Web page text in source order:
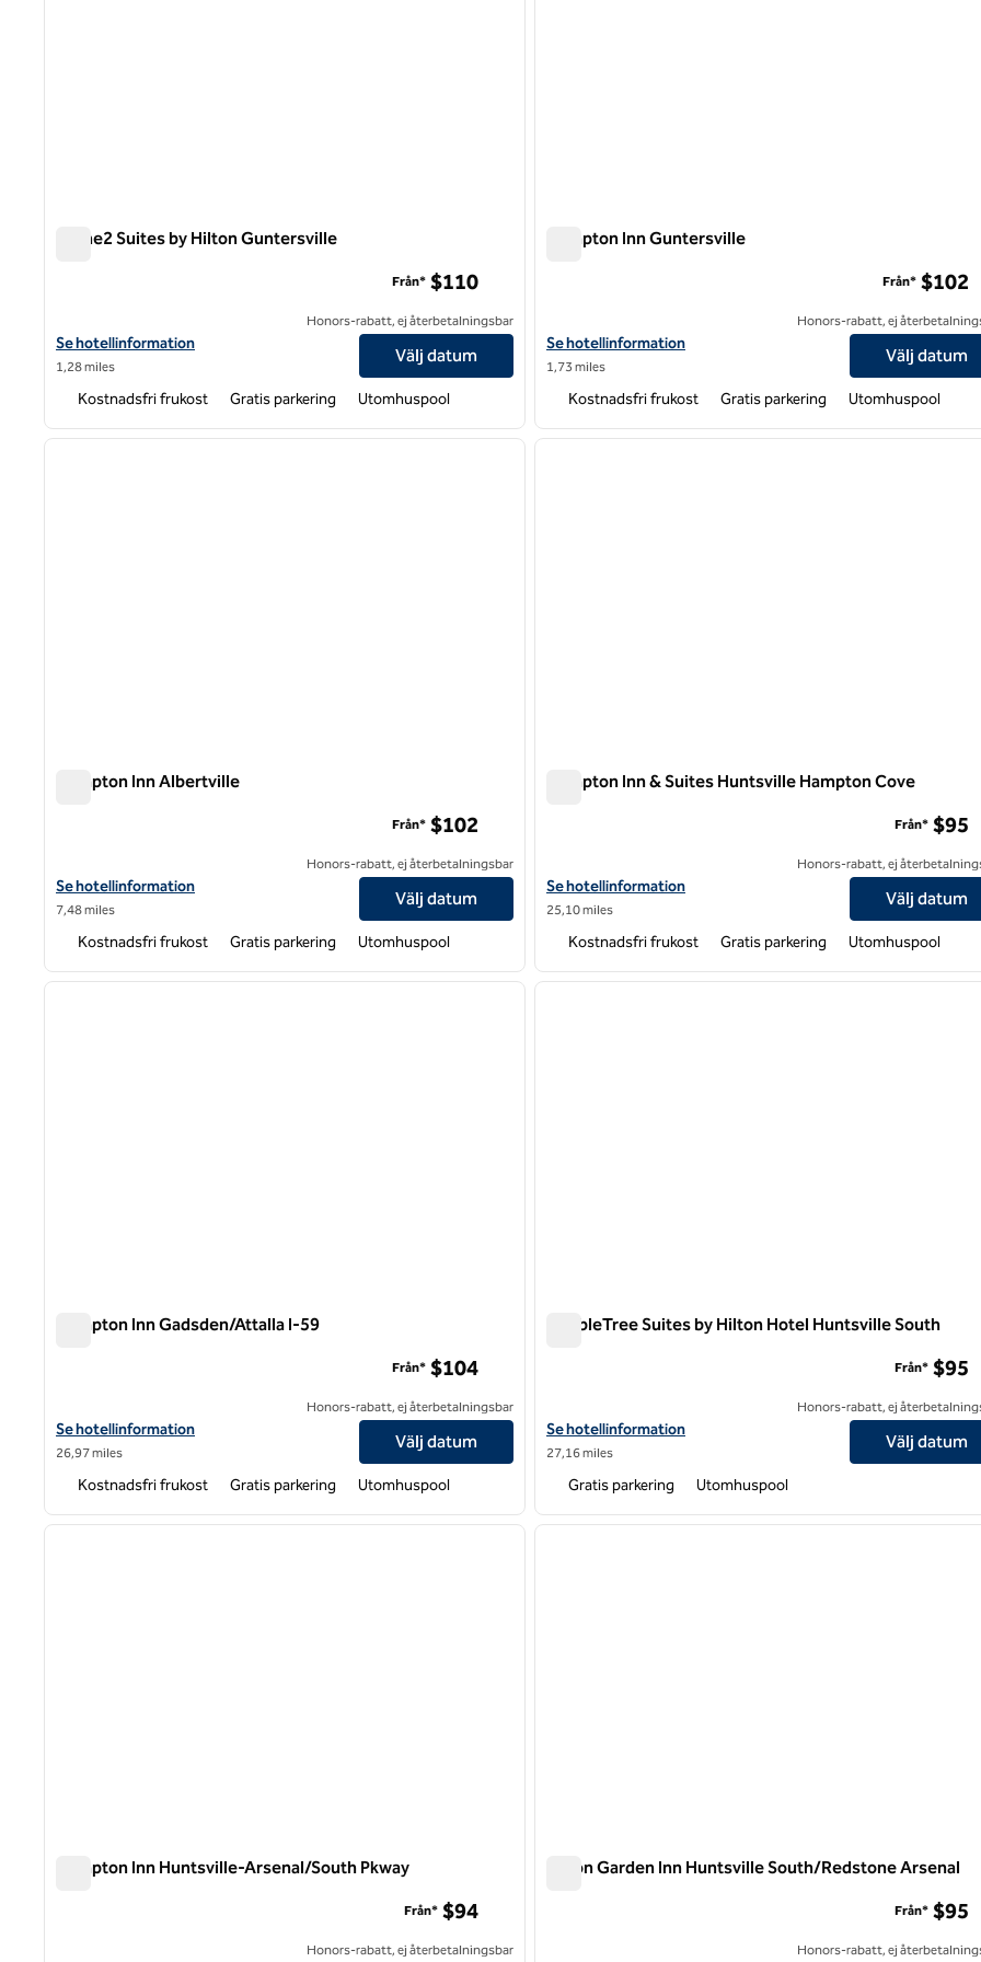
Home2 Suites by Hilton Guntersville
Visa hotelluppgifter för Home2 Suites by Hilton Guntersville
Se hotellinformation
1,28 miles
Från* $110
Honors-rabatt, ej återbetalningsbar
Välj datum
Kostnadsfri frukost Gratis parkering Utomhuspool
Hampton Inn Guntersville
Visa hotelldetaljer för Hampton Inn Guntersville
Se hotellinformation
1,73 miles
Från* $102
Honors-rabatt, ej
Välj datum
Kostnadsfri frukost Gratis parkering Utomhuspool
1 av 12
nästa bild
Hampton Inn Albertville
Visa hotelldetaljer för Hampton Inn Albertville
Se hotellinformation
7,48 miles
Från* $102
Honors-rabatt, ej återbetalningsbar
Välj datum
Kostnadsfri frukost Gratis parkering Utomhuspool
1 av 12
Hampton Inn & Suites Huntsville Hampton Cove
Visa hotelldetaljer för Hampton Inn & Suites Huntsville Hampton
Se hotellinformation
25,10 miles
Från* $95
Honors-rabatt, ej
Välj datum
Kostnadsfri frukost Gratis parkering Utomhuspool
1 av 12
nästa bild
Hampton Inn Gadsden/Attalla I-59
Visa hotelldetaljer för Hampton Inn Gadsden/Attalla I-59
Se hotellinformation
26,97 miles
Från* $104
Honors-rabatt, ej återbetalningsbar
Välj datum
Kostnadsfri frukost Gratis parkering Utomhuspool
1 av 11
DoubleTree Suites by Hilton Hotel Huntsville South
Visa hotelluppgifter för DoubleTree Suites by Hilton Hotel
Se hotellinformation
27,16 miles
Från* $95
Honors-rabatt, ej
Välj datum
Gratis parkering Utomhuspool
1 av 12
nästa bild
Hampton Inn Huntsville-Arsenal/South Pkway
Från* $94
Honors-rabatt, ej återbetalningsbar
1 av 12
Hilton Garden Inn Huntsville South/Redstone Arsenal
Från* $95
Honors-rabatt, ej